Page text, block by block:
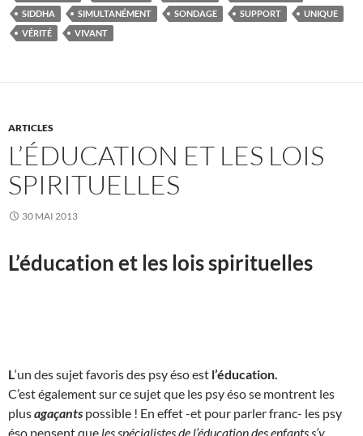
SIDDHA
SIMULTANÉMENT SONDAGE SUPPORT
UNIQUE
VÉRITÉ
VIVANT
ARTICLES
L’ÉDUCATION ET LES LOIS
SPIRITUELLES
30 MAI 2013
L’éducation et les lois spirituelles
L ‘un des sujet favoris des psy éso est l’éducation.
C’est également sur ce sujet que les psy éso se montrent les
plusagaçants possible ! En effet -et pour parler franc- les psy
éso pensent que les spécialistes de l’éducation des enfants s’y